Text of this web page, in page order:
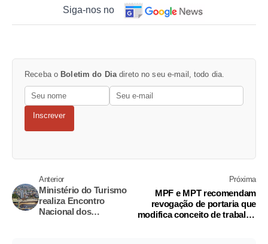
Siga-nos no
Receba o Boletim do Dia direto no seu e-mail, todo dia.
Inscrever
Anterior
Ministério do Turismo
realiza Encontro
Nacional dos
Próxima
MPF e MPT recomendam
revogação de portaria que
modifica conceito de trabalho